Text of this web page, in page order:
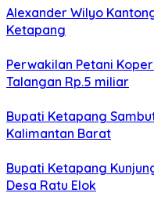
Alexander Wilyo
Ketapang
Perwakilan Petani
Talangan Rp.5 miliar
Bupati Ketapang
Kalimantan Barat
Bupati Ketapang
Desa Ratu Elok